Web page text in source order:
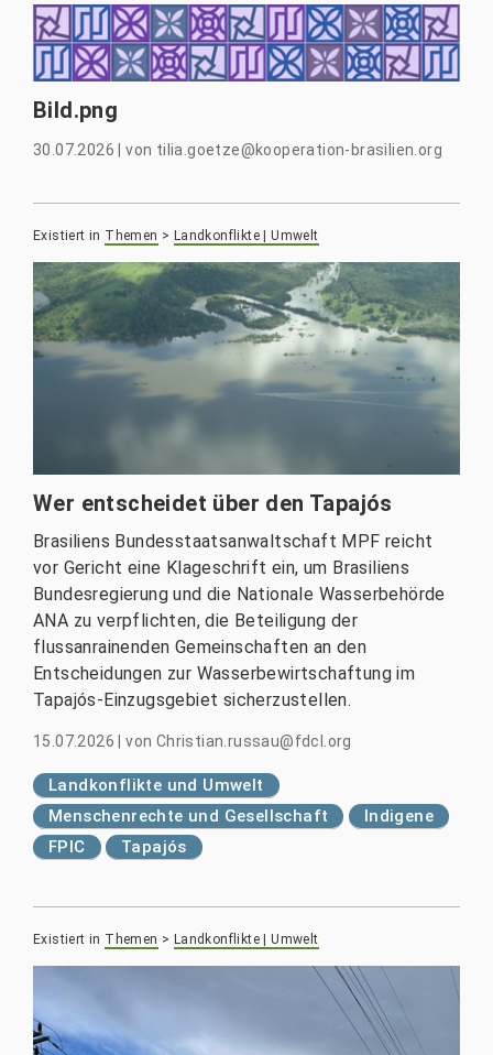
Bild.png
30.07.2026 |von tilia.goetze@kooperation-brasilien.org
Existiert in Themen > Landkonflikte | Umwelt
Wer entscheidet über den Tapajós
Brasiliens Bundesstaatsanwaltschaft MPF reicht
vor Gericht eine Klageschrift ein, um Brasiliens
Bundesregierung und die Nationale Wasserbehörde
ANA zu verpflichten, die Beteiligung der
flussanrainenden Gemeinschaften an den
Entscheidungen zur Wasserbewirtschaftung im
Tapajós-Einzugsgebiet sicherzustellen.
15.07.2026 |von Christian.russau@fdcl.org
Landkonflikte und Umwelt
Menschenrechte und Gesellschaft
Indigene
FPIC
Tapajós
Existiert in Themen > Landkonflikte | Umwelt